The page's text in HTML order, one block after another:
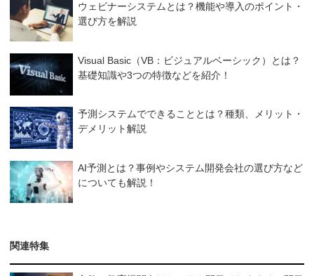
ウェビナーシステムとは？機能や導入のポイント・
選び方を解説
Visual Basic（VB：ビジュアルベーシック）とは？
基礎知識や3つの特徴などを紹介！
予測システムでできることとは？種類、メリット・
デメリット解説
AI予測とは？事例やシステム開発会社の選び方など
についても解説！
関連特集